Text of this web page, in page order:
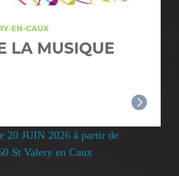
20 JUIN 2026 à partir de
St Valery en Caux